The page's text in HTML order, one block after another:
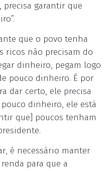
precisa garantir que
que o povo tenha
ricos não precisam do
dinheiro, pegam logo
pouco dinheiro. É por
dar certo, ele precisa
dinheiro, ele está
que] poucos tenham
é necessário manter
para que a